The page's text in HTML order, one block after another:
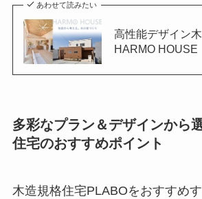
あわせて読みたい
高性能デザイン
HARMO HOUSE
多彩なプラン＆デザインから
住宅のおすすめポイント
木造規格住宅PLABOをおすすめ